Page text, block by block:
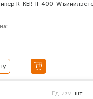
R-KER-II-400-W
Ед. изм. шт.